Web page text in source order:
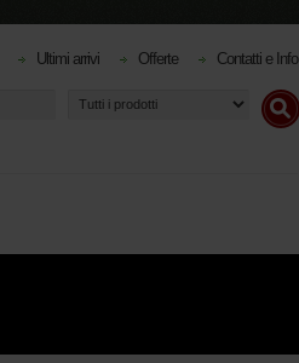
Ultimi arrivi Offerte Contatti e Info